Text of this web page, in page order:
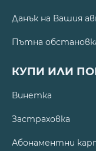
Данък на Вашия
Пътна
КУПИ ИЛИ
Винетка
Застраховка
Абонаментни